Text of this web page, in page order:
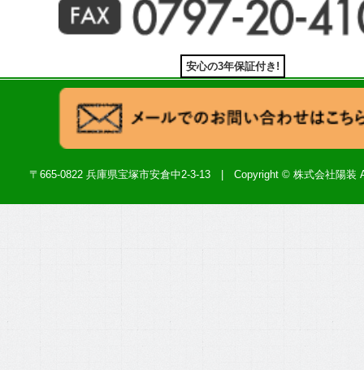
安心の3年保証付き!
〒665-0822 兵庫県宝塚市安倉中2-3-13 | Copyright © 株式会社陽装